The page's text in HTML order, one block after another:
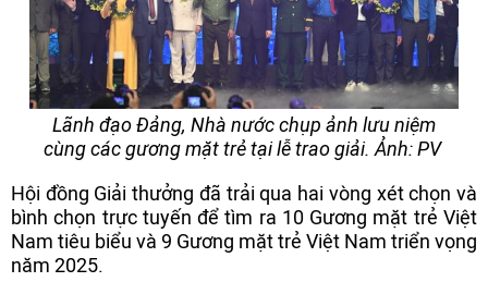
Lãnh đạo Đảng, Nhà nước chụp ảnh lưu niệm
cùng các gương mặt trẻ tại lễ trao giải. Ảnh: PV
Hội đồng Giải thưởng đã trải qua hai vòng xét chọn và
bình chọn trực tuyến để tìm ra 10 Gương mặt trẻ Việt
Nam tiêu biểu và 9 Gương mặt trẻ Việt Nam triển vọng
năm 2025.